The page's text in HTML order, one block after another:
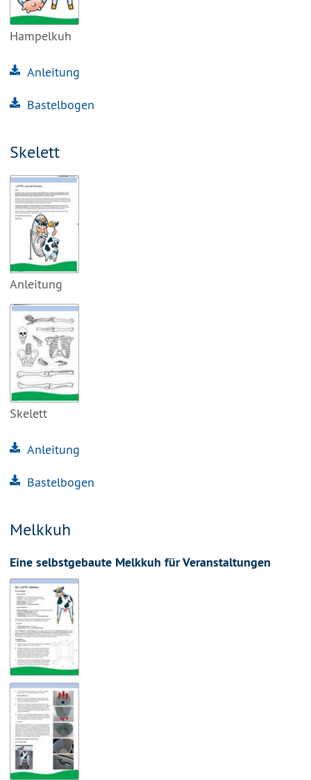
Hampelkuh
Anleitung
Bastelbogen
Skelett
Anleitung
Skelett
Anleitung
Bastelbogen
Melkkuh
Eine selbstgebaute Melkkuh für Veranstaltungen